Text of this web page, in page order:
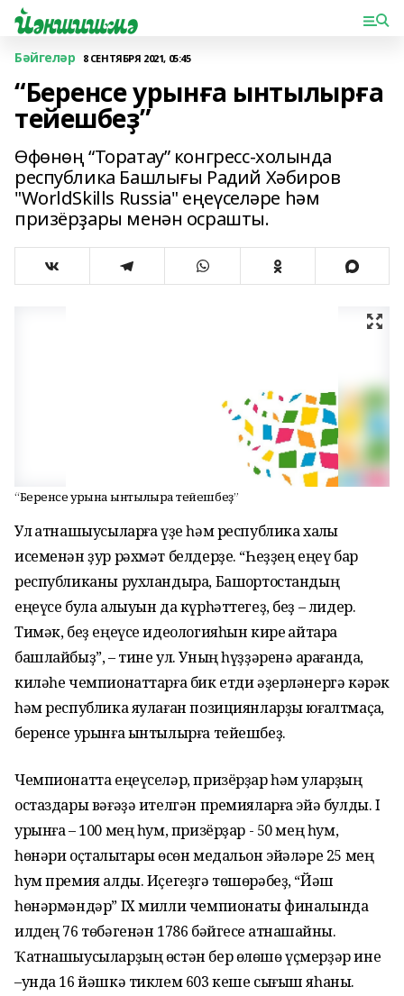
Бәйгеләр 8 СЕНТЯБРЯ 2021, 05:45
“Беренсе урынға ынтылырға
тейешбеҙ”
Өфөнөң “Торатау” конгресс-холында
республика Башлығы Радий Хәбиров
"WorldSkills Russia" еңеүселәре һәм
призёрҙары менән осрашты.
“Беренсе урынға ынтылырға тейешбеҙ”
Ул ҡатнашыусыларға үҙе һәм республика халҡы
исеменән ҙур рәхмәт белдерҙе. “Һеҙҙең еңеү бар
республиканы рухландыра, Башҡортостандың
еңеүсе була алыуын да күрһәттегеҙ, беҙ – лидер.
Тимәк, беҙ еңеүсе идеологияһын кире ҡайтара
башлайбыҙ”, – тине ул. Уның һүҙҙәренә ҡарағанда,
киләһе чемпионаттарға бик етди әҙерләнергә кәрәк
һәм республика яулаған позициянларҙы юғалтмаҫҡа,
беренсе урынға ынтылырға тейешбеҙ.
Чемпионатта еңеүселәр, призёрҙар һәм уларҙың
остаздары вәғәҙә ителгән премияларға эйә булды. I
урынға – 100 мең һум, призёрҙар - 50 мең һум,
һөнәри оҫталыҡтары өсөн медальон эйәләре 25 мең
һум премия алды. Иҫегеҙгә төшөрәбеҙ, “Йәш
һөнәрмәндәр” IX милли чемпионаты финалында
илдең 76 төбәгенән 1786 бәйгесе ҡатнашҡайны.
Ҡатнашыусыларҙың өстән бер өлөшө үҫмерҙәр ине
–унда 16 йәшкә тиклем 603 кеше сығыш яһаны.